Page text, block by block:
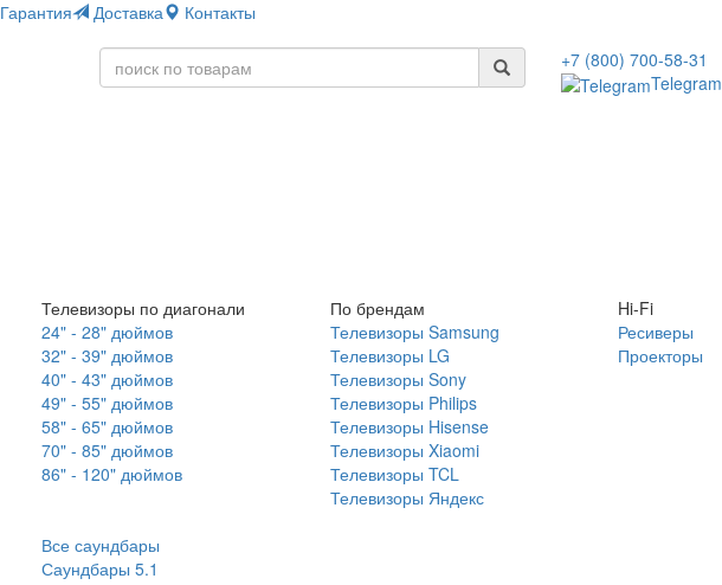
Гарантия Доставка
Контакты
+7 (800) 700-58-31
Telegram
Телевизоры по диагонали
24" - 28" дюймов
32" - 39" дюймов
40" - 43" дюймов
49" - 55" дюймов
58" - 65" дюймов
70" - 85" дюймов
86" - 120" дюймов
По брендам
Телевизоры Samsung
Телевизоры LG
Телевизоры Sony
Телевизоры Philips
Телевизоры Hisense
Телевизоры Xiaomi
Телевизоры TCL
Телевизоры Яндекс
Hi-Fi
Ресиверы
Проекторы
Все саундбары
Саундбары 5.1